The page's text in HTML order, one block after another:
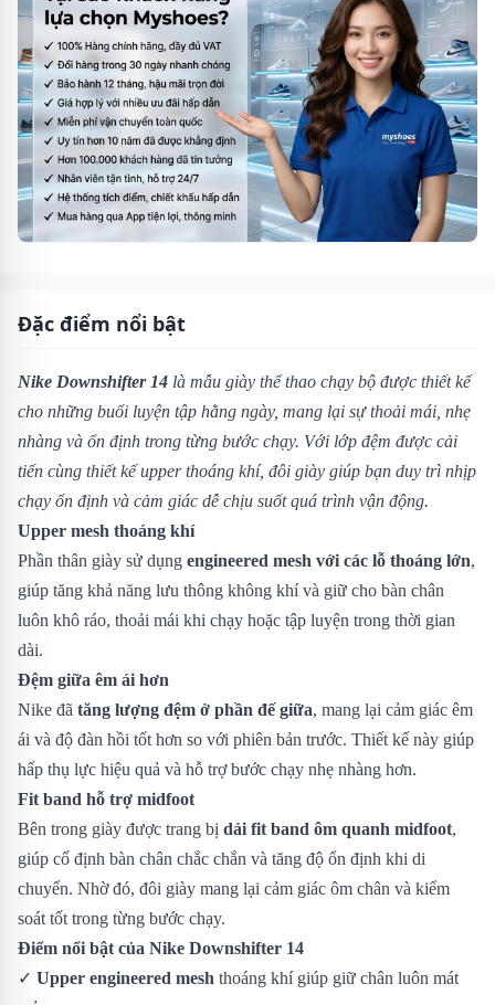
Đặc điểm nổi bật
Nike Downshifter 14 là mẫu giày thể thao chạy bộ được thiết kế
cho những buổi luyện tập hằng ngày, mang lại sự thoải mái, nhẹ
nhàng và ổn định trong từng bước chạy. Với lớp đệm được cải
tiến cùng thiết kế upper thoáng khí, đôi giày giúp bạn duy trì nhịp
chạy ổn định và cảm giác dễ chịu suốt quá trình vận động.
Upper mesh thoáng khí
Phần thân giày sử dụng engineered mesh với các lỗ thoáng lớn,
giúp tăng khả năng lưu thông không khí và giữ cho bàn chân
luôn khô ráo, thoải mái khi chạy hoặc tập luyện trong thời gian
dài.
Đệm giữa êm ái hơn
Nike đã tăng lượng đệm ở phần đế giữa, mang lại cảm giác êm
ái và độ đàn hồi tốt hơn so với phiên bản trước. Thiết kế này giúp
hấp thụ lực hiệu quả và hỗ trợ bước chạy nhẹ nhàng hơn.
Fit band hỗ trợ midfoot
Bên trong giày được trang bị dải fit band ôm quanh midfoot,
giúp cố định bàn chân chắc chắn và tăng độ ổn định khi di
chuyển. Nhờ đó, đôi giày mang lại cảm giác ôm chân và kiểm
soát tốt trong từng bước chạy.
Điểm nổi bật của Nike Downshifter 14
✓ Upper engineered mesh thoáng khí giúp giữ chân luôn mát